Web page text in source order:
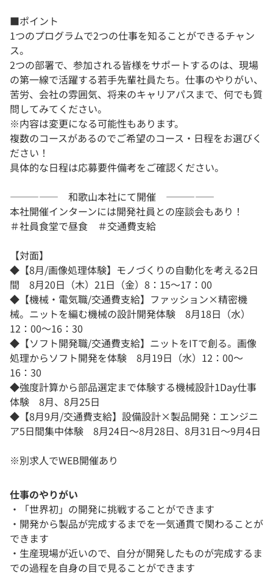
■ポイント
1つのプログラムで2つの仕事を知ることができるチャン
ス。
2つの部署で、参加される皆様をサポートするのは、現場
の第一線で活躍する若手先輩社員たち。仕事のやりがい、
苦労、会社の雰囲気、将来のキャリアパスまで、何でも質
問してみてください。
※内容は変更になる可能性もあります。
複数のコースがあるのでご希望のコース・日程をお選びく
ださい！
具体的な日程は応募要件備考をご確認ください。
――――― 和歌山本社にて開催 ―――――
本社開催インターンには開発社員との座談会もあり！
＃社員食堂で昼食 ＃交通費支給
【対面】
◆【8月/画像処理体験】モノづくりの自動化を考える2日
間 8月20日（木）21日（金）8：15～17：00
◆【機械・電気職/交通費支給】ファッション×精密機
械。ニットを編む機械の設計開発体験 8月18日（水）
12：00～16：30
◆【ソフト開発職/交通費支給】ニットをITで創る。画像
処理からソフト開発を体験 8月19日（水）12：00～
16：30
◆強度計算から部品選定まで体験する機械設計1Day仕事
体験 8月、8月25日
◆【8月9月/交通費支給】設備設計×製品開発：エンジニ
ア5日間集中体験 8月24日～8月28日、8月31日～9月4日
※別求人でWEB開催あり
仕事のやりがい
・「世界初」の開発に挑戦することができます
・開発から製品が完成するまでを一気通貫で関わることが
できます
・生産現場が近いので、自分が開発したものが完成するま
での過程を自身の目で見ることができます